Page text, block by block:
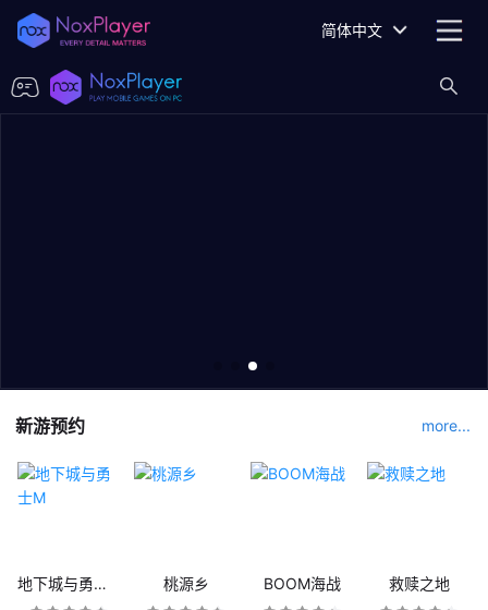
简体中文
新游预约 more...
地下城与勇士M 桃源乡 BOOM海战 救赎之地